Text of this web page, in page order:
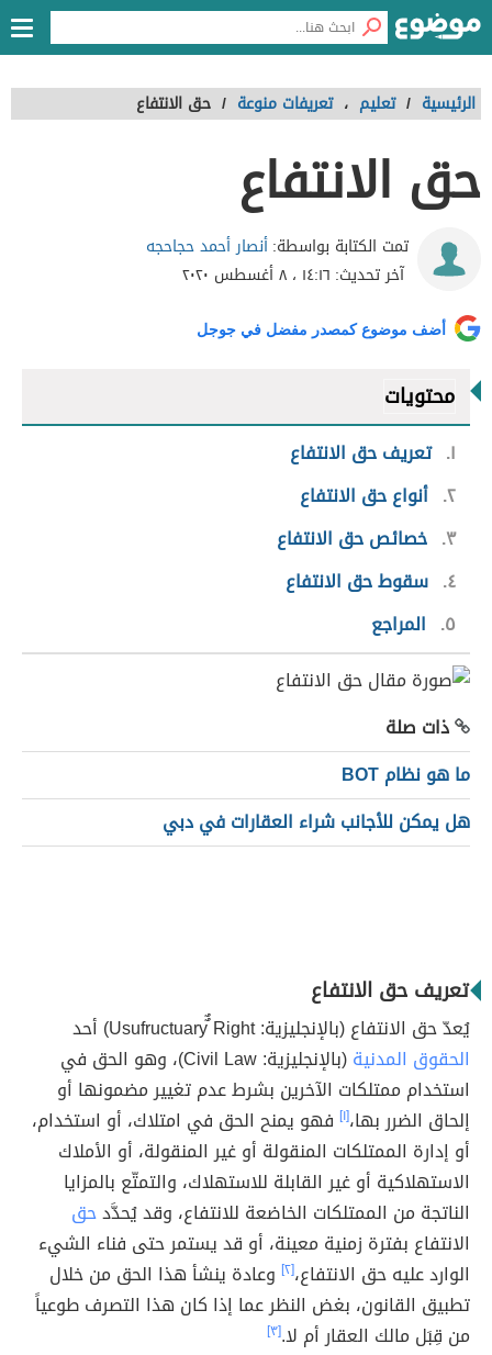
الرئيسية / تعليم ، تعريفات منوعة / حق الانتفاع
حق الانتفاع
تمت الكتابة بواسطة:أنصار أحمد حجاحجه
آخر تحديث: ١٤:١٦ ، ٨ أغسطس ٢٠٢٠
أضف موضوع كمصدر مفضل في جوجل
محتويات
١ تعريف حق الانتفاع
٢ أنواع حق الانتفاع
٣ خصائص حق الانتفاع
٤ سقوط حق الانتفاع
٥
المراجع
ذات صلة
ما هو نظام BOT
هل يمكن للأجانب شراء العقارات في دبي
تعريف حق الانتفاع
يُعدّ حق الانتفاع (بالإنجليزية: Usufructuary ٌٌRight) أحد
الحقوق المدنية
(بالإنجليزية: Civil Law)، وهو الحق في
استخدام ممتلكات الآخرين بشرط عدم تغيير مضمونها أو
إلحاق الضرر بها،[١] فهو يمنح الحق في امتلاك، أو استخدام،
أو إدارة الممتلكات المنقولة أو غير المنقولة، أو الأملاك
الاستهلاكية أو غير القابلة للاستهلاك، والتمتّع بالمزايا
الناتجة من الممتلكات الخاضعة للانتفاع، وقد يُحدَّدحق
الانتفاع بفترة زمنية معينة، أو قد يستمر حتى فناء الشيء
الوارد عليه حق الانتفاع،[٢]
وعادة ينشأ هذا الحق من خلال
تطبيق القانون، بغض النظر عما إذا كان هذا التصرف طوعياً
من قِبَل مالك العقار أم لا.[٣]